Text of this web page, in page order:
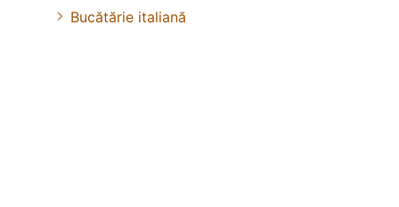
Bucătărie italiană